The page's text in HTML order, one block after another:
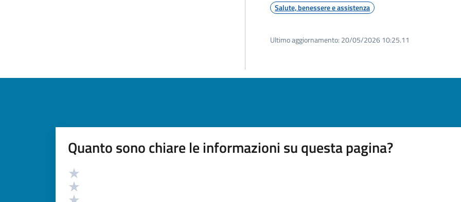
Salute, benessere e assistenza
Ultimo aggiornamento: 20/05/2026 10:25.11
Quanto sono chiare le informazioni su questa pagina?
Valutazione